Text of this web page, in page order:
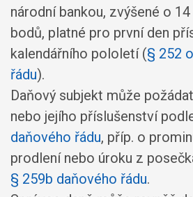
národní bankou, zvýšené o
bodů, platné pro první den
kalendářního pololetí (§ 252
řádu).
Daňový subjekt může
nebo jejího příslušenství
daňového řádu, příp. o
prodlení nebo úroku z
§ 259b daňového řádu.